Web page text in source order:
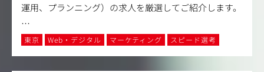
運用、プランニング）の求人を厳選してご紹介します。
…
東京 Web・デジタル マーケティング スピード選考